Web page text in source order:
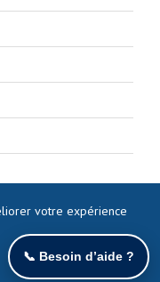
votre expérience
📞 Besoin d’aide ?